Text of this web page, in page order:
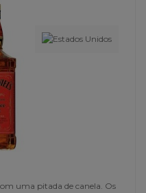
uma pitada de canela. Os